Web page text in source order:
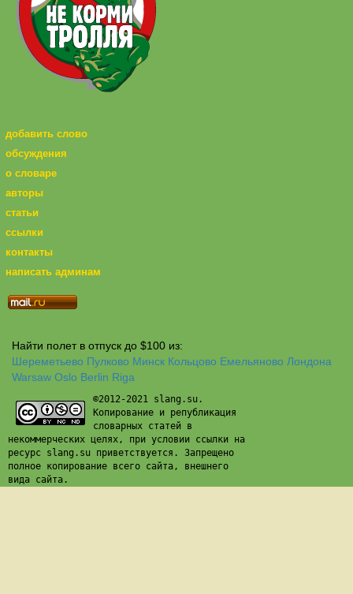
добавить слово
обсуждения
о словаре
авторы
статьи
ссылки
контакты
написать админам
Найти полет в отпуск до $100 из:
Шереметьево Пулково Минск Кольцово Емельяново Лондона
Warsaw Oslo Berlin Riga
©2012-2021 slang.su.
Копирование и републикация
словарных статей в
некоммерческих целях, при условии ссылки на
ресурс slang.su приветствуется. Запрещено
полное копирование всего сайта, внешнего
вида сайта.